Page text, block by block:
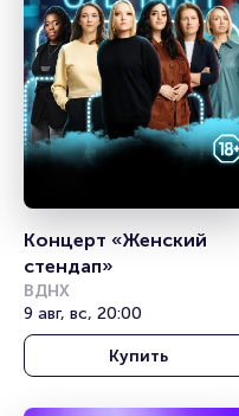
Концерт «Женский
стендап»
ВДНХ
9 авг, вс, 20:00
Купить